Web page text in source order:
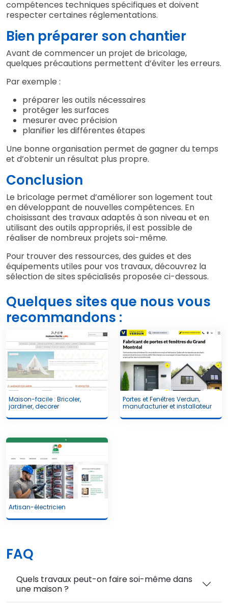
compétences techniques spécifiques et doivent
respecter certaines réglementations.
Bien préparer son chantier
Avant de commencer un projet de bricolage,
quelques précautions permettent d’éviter les erreurs.
Par exemple :
préparer les outils nécessaires
protéger les surfaces
mesurer avec précision
planifier les différentes étapes
Une bonne organisation permet de gagner du temps
et d’obtenir un résultat plus propre.
Conclusion
Le bricolage permet d’améliorer son logement tout
en développant de nouvelles compétences. En
choisissant des travaux adaptés à son niveau et en
utilisant des outils appropriés, il est possible de
réaliser de nombreux projets soi-même.
Pour trouver des ressources, des guides et des
équipements utiles pour vos travaux, découvrez la
sélection de sites spécialisés proposée ci-dessous.
Quelques sites que nous vous
recommandons :
Maison-facile : Bricoler,
jardiner, decorer
Portes et Fenêtres Verdun,
manufacturier et installateur
Artisan-électricien
FAQ
Quels travaux peut-on faire soi-même dans
une maison ?